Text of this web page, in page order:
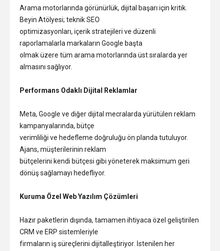
Arama motorlarında görünürlük, dijital başarı için kritik.
Beyin Atölyesi; teknik SEO
optimizasyonları, içerik stratejileri ve düzenli
raporlamalarla markaların Google başta
olmak üzere tüm arama motorlarında üst sıralarda yer
almasını sağlıyor.
Performans Odaklı Dijital Reklamlar
Meta, Google ve diğer dijital mecralarda yürütülen reklam
kampanyalarında, bütçe
verimliliği ve hedefleme doğruluğu ön planda tutuluyor.
Ajans, müşterilerinin reklam
bütçelerini kendi bütçesi gibi yöneterek maksimum geri
dönüş sağlamayı hedefliyor.
Kuruma Özel Web Yazılım Çözümleri
Hazır paketlerin dışında, tamamen ihtiyaca özel geliştirilen
CRM ve ERP sistemleriyle
firmaların iş süreçlerini dijitalleştiriyor. İstenilen her